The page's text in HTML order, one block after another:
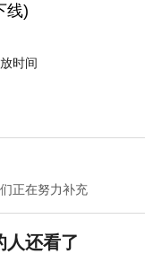
线)
时间
正在努力补充
人还看了